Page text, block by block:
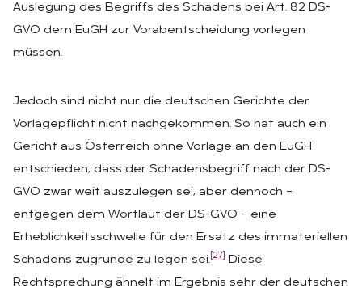
Auslegung des Begriffs des Schadens bei Art. 82 DS-
GVO dem EuGH zur Vorabentscheidung vorlegen
müssen.
Jedoch sind nicht nur die deutschen Gerichte der
Vorlagepflicht nicht nachgekommen. So hat auch ein
Gericht aus Österreich ohne Vorlage an den EuGH
entschieden, dass der Schadensbegriff nach der DS-
GVO zwar weit auszulegen sei, aber dennoch –
entgegen dem Wortlaut der DS-GVO – eine
Erheblichkeitsschwelle für den Ersatz des immateriellen
Schadens zugrunde zu legen sei. [27]
Diese
Rechtsprechung ähnelt im Ergebnis sehr der deutschen